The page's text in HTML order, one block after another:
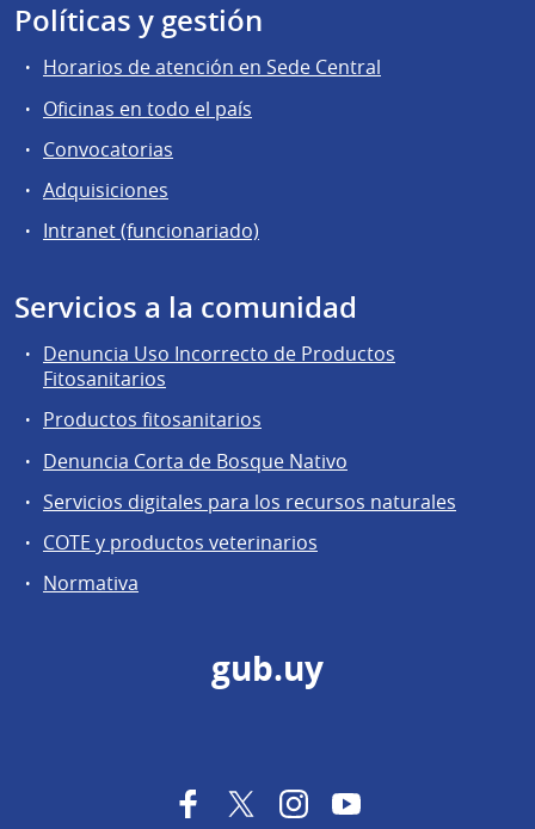
Políticas y gestión
Horarios de atención en Sede Central
Oficinas en todo el país
Convocatorias
Adquisiciones
Intranet (funcionariado)
Servicios a la comunidad
Denuncia Uso Incorrecto de Productos
Fitosanitarios
Productos fitosanitarios
Denuncia Corta de Bosque Nativo
Servicios digitales para los recursos naturales
COTE y productos veterinarios
Normativa
gub.uy
FacebookTwitterInstagramYouTube